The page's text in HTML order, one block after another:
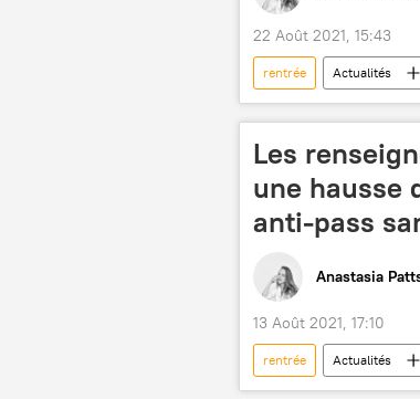
22 Août 2021, 15:43
rentrée Actualités
élèves
Les
une hausse
anti-pass
Anastasia
13 Août 2021, 17:10
rentrée Actualités
France